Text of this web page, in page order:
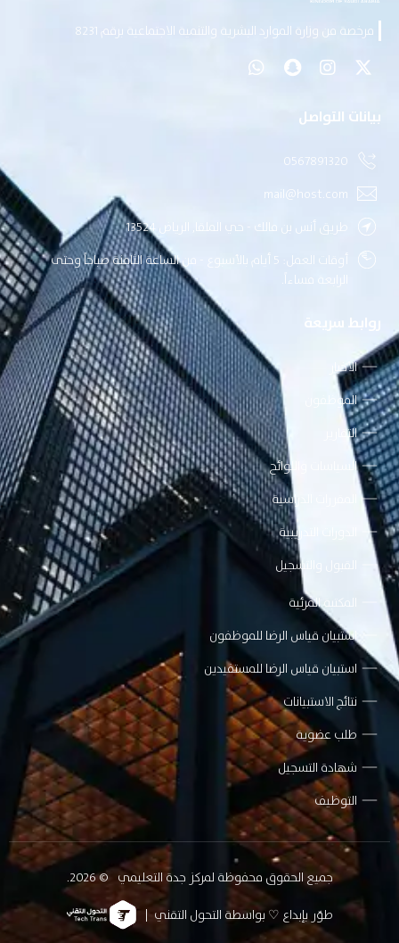
مرخصة من وزارة الموارد البشرية والتنمية الاجتماعية برقم 8231
بيانات التواصل
0567891320
mail@host.com
طريق أنس بن مالك - حي الملقا, الرياض 13524
أوقات العمل: 5 أيام بالأسبوع - من الساعة الثامنة صباحاً وحتى
الرابعة مساءاً.
روابط سريعة
الأخبار
الموظفون
التقارير
السياسات واللوائح
المقررات الدراسية
الدورات التدريبية
القبول والتسجيل
المكتبة المرئية
استبيان قياس الرضا للموظفون
استبيان قياس الرضا للمستفيدين
نتائج الاستبيانات
طلب عضوية
شهادة التسجيل
التوظيف
جميع الحقوق محفوظة لمركز جدة التعليمي © 2026.
طوّر بإبداع ♡ بواسطة التحول التقني |